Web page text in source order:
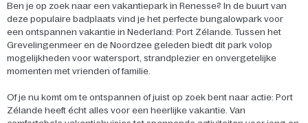
Ben je op zoek naar een vakantiepark in Renesse? In de buurt van
deze populaire badplaats vind je het perfecte bungalowpark voor
een ontspannen vakantie in Nederland: Port Zélande. Tussen het
Grevelingenmeer en de Noordzee geleden biedt dit park volop
mogelijkheden voor watersport, strandplezier en onvergetelijke
momenten met vrienden of familie.
Of je nu komt om te ontspannen of juist op zoek bent naar actie: Port
Zélande heeft écht alles voor een heerlijke vakantie. Van